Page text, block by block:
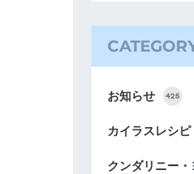
お知らせ 425
カイラスレシピ
クンダリニー